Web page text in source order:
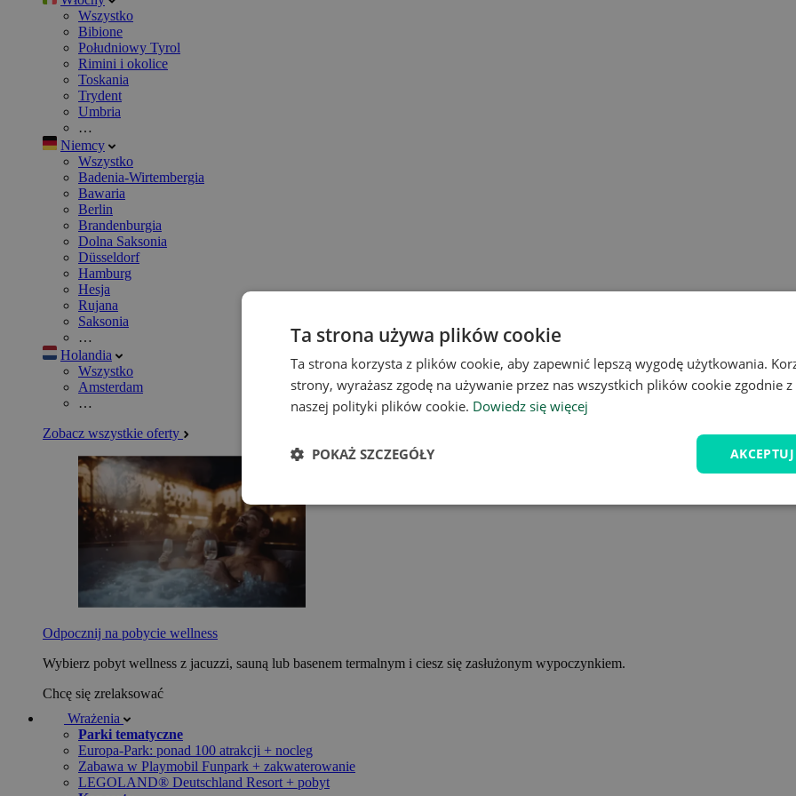
Wszystko
Bibione
Południowy Tyrol
Rimini i okolice
Toskania
Trydent
Umbria
…
Niemcy
Wszystko
Badenia-Wirtembergia
Bawaria
Berlin
Brandenburgia
Dolna Saksonia
Düsseldorf
Hamburg
Hesja
Rujana
Saksonia
…
Holandia
Wszystko
Amsterdam
…
Zobacz wszystkie oferty
Odpocznij na pobycie wellness
Wybierz pobyt wellness z jacuzzi, sauną lub basenem termalnym i ciesz się zasłużonym wypoczynkiem.
Chcę się zrelaksować
Wrażenia
Parki tematyczne
Europa-Park: ponad 100 atrakcji + nocleg
Zabawa w Playmobil Funpark + zakwaterowanie
LEGOLAND® Deutschland Resort + pobyt
Ta strona używa plików cookie
Ta strona korzysta z plików cookie, aby zapewnić lepszą wygodę użytkowania.
strony, wyrażasz zgodę na używanie przez nas wszystkich plików cookie zgodnie
naszej polityki plików cookie. Dowiedz się więcej
POKAŻ SZCZEGÓŁY